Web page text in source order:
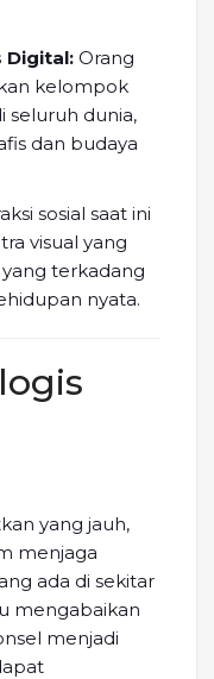
Digital: Orang
kelompok
seluruh dunia,
dan budaya
sosial saat ini
visual yang
terkadang
nyata.
yang jauh,
menjaga
ada di sekitar
mengabaikan
menjadi